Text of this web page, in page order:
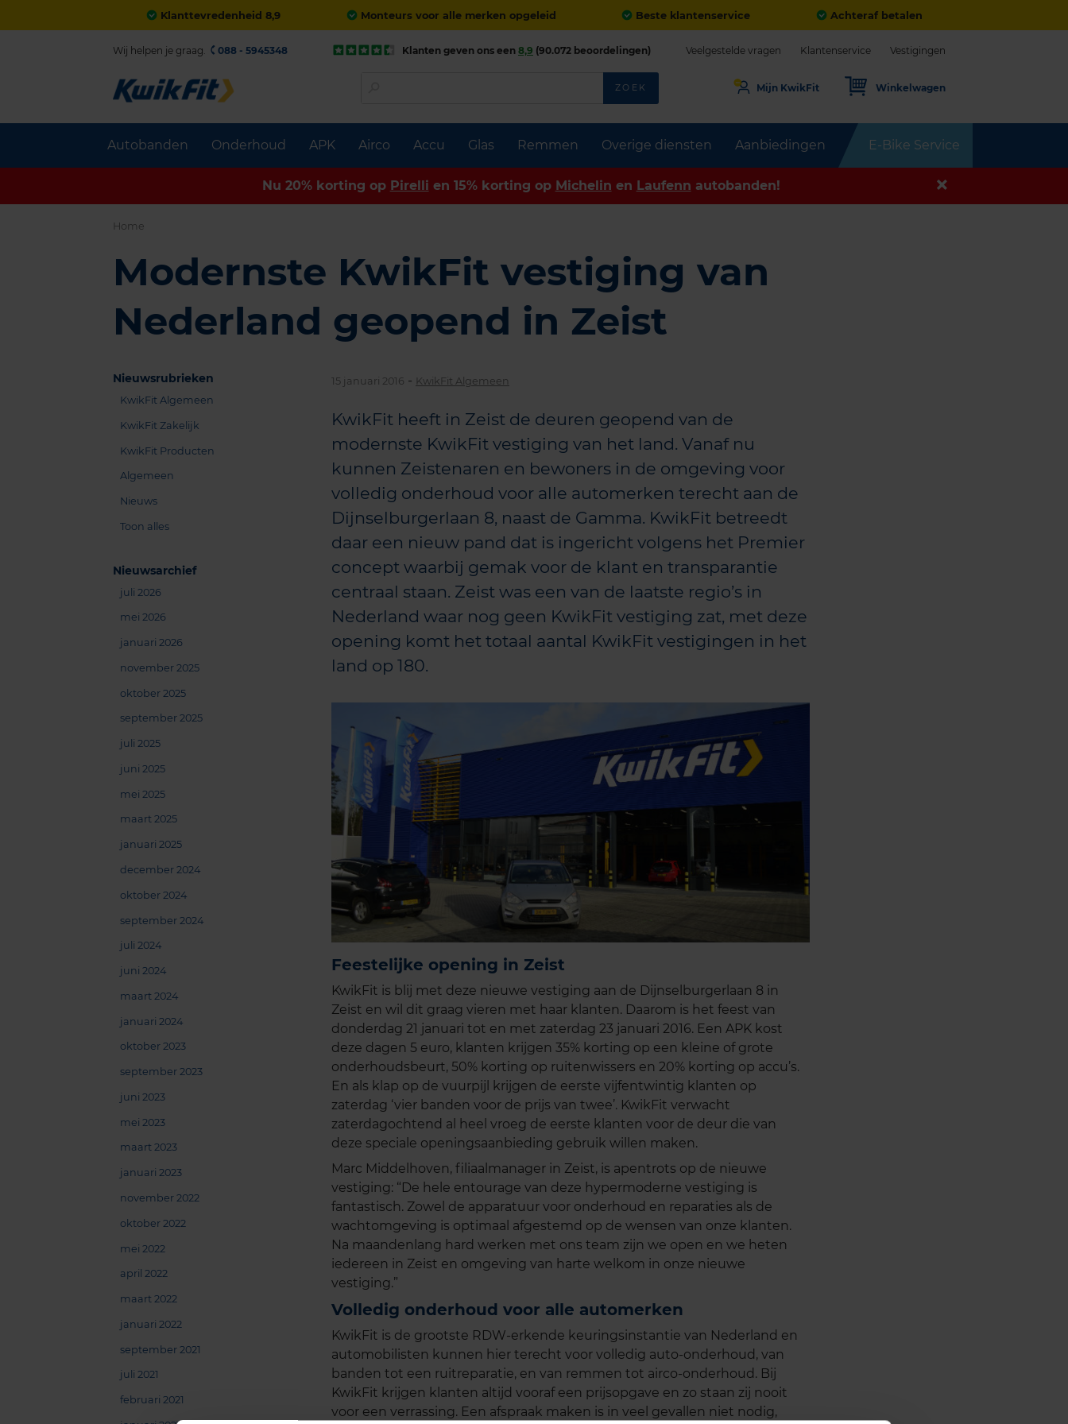
Klanttevredenheid 8,9 Monteurs voor alle merken opgeleid Beste klantenservice Achteraf betalen
Autobanden Onderhoud APK Airco Accu Glas Remmen Overige diensten Aanbiedingen E-Bike Service
Wij helpen je graag. 088 - 5945348 Klanten geven ons een 8,9 (90.072 beoordelingen) Veelgestelde vragen Klantenservice Vestigingen
ZOEK Mijn KwikFit Winkelwagen
Nu 20% korting op Pirelli en 15% korting op Michelin en Laufenn autobanden!
Home
Modernste KwikFit vestiging van
Nederland geopend in Zeist
Nieuwsrubrieken
KwikFit Algemeen
KwikFit Zakelijk
KwikFit Producten
Algemeen
Nieuws
Toon alles
Nieuwsarchief
juli 2026
mei 2026
januari 2026
november 2025
oktober 2025
september 2025
juli 2025
juni 2025
mei 2025
maart 2025
januari 2025
december 2024
oktober 2024
september 2024
juli 2024
juni 2024
maart 2024
januari 2024
oktober 2023
september 2023
juni 2023
mei 2023
maart 2023
januari 2023
november 2022
oktober 2022
mei 2022
april 2022
maart 2022
januari 2022
september 2021
juli 2021
februari 2021
15 januari 2016 - KwikFit Algemeen
KwikFit heeft in Zeist de deuren geopend van de
modernste KwikFit vestiging van het land. Vanaf nu
kunnen Zeistenaren en bewoners in de omgeving voor
volledig onderhoud voor alle automerken terecht aan de
Dijnselburgerlaan 8, naast de Gamma. KwikFit betreedt
daar een nieuw pand dat is ingericht volgens het Premier
concept waarbij gemak voor de klant en transparantie
centraal staan. Zeist was een van de laatste regio’s in
Nederland waar nog geen KwikFit vestiging zat, met deze
opening komt het totaal aantal KwikFit vestigingen in het
land op 180.
Feestelijke opening in Zeist
KwikFit is blij met deze nieuwe vestiging aan de Dijnselburgerlaan 8 in
Zeist en wil dit graag vieren met haar klanten. Daarom is het feest van
donderdag 21 januari tot en met zaterdag 23 januari 2016. Een APK kost
deze dagen 5 euro, klanten krijgen 35% korting op een kleine of grote
onderhoudsbeurt, 50% korting op ruitenwissers en 20% korting op accu’s.
En als klap op de vuurpijl krijgen de eerste vijfentwintig klanten op
zaterdag ‘vier banden voor de prijs van twee’. KwikFit verwacht
zaterdagochtend al heel vroeg de eerste klanten voor de deur die van
deze speciale openingsaanbieding gebruik willen maken.
Marc Middelhoven, filiaalmanager in Zeist, is apentrots op de nieuwe
vestiging: “De hele entourage van deze hypermoderne vestiging is
fantastisch. Zowel de apparatuur voor onderhoud en reparaties als de
wachtomgeving is optimaal afgestemd op de wensen van onze klanten.
Na maandenlang hard werken met ons team zijn we open en we heten
iedereen in Zeist en omgeving van harte welkom in onze nieuwe
vestiging.”
Volledig onderhoud voor alle automerken
KwikFit is de grootste RDW-erkende keuringsinstantie van Nederland en
automobilisten kunnen hier terecht voor volledig auto-onderhoud, van
banden tot een ruitreparatie, en van remmen tot airco-onderhoud. Bij
KwikFit krijgen klanten altijd vooraf een prijsopgave en zo staan zij nooit
voor een verrassing. Een afspraak maken is in veel gevallen niet nodig,